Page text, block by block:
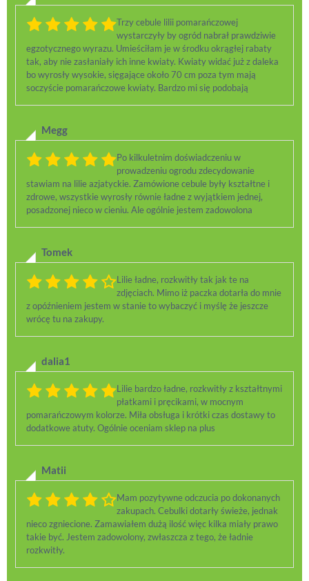
Trzy cebule lilii pomarańczowej
wystarczyły by ogród nabrał prawdziwie
egzotycznego wyrazu. Umieściłam je w środku okrągłej rabaty
tak, aby nie zasłaniały ich inne kwiaty. Kwiaty widać już z daleka
bo wyrosły wysokie, sięgające około 70 cm poza tym mają
soczyście pomarańczowe kwiaty. Bardzo mi się podobają
Megg
Po kilkuletnim doświadczeniu w
prowadzeniu ogrodu zdecydowanie
stawiam na lilie azjatyckie. Zamówione cebule były kształtne i
zdrowe, wszystkie wyrosły równie ładne z wyjątkiem jednej,
posadzonej nieco w cieniu. Ale ogólnie jestem zadowolona
Tomek
Lilie ładne, rozkwitły tak jak te na
zdjęciach. Mimo iż paczka dotarła do mnie
z opóźnieniem jestem w stanie to wybaczyć i myślę że jeszcze
wrócę tu na zakupy.
dalia1
Lilie bardzo ładne, rozkwitły z kształtnymi
płatkami i pręcikami, w mocnym
pomarańczowym kolorze. Miła obsługa i krótki czas dostawy to
dodatkowe atuty. Ogólnie oceniam sklep na plus
Matii
Mam pozytywne odczucia po dokonanych
zakupach. Cebulki dotarły świeże, jednak
nieco zgniecione. Zamawiałem dużą ilość więc kilka miały prawo
takie być. Jestem zadowolony, zwłaszcza z tego, że ładnie
rozkwitły.